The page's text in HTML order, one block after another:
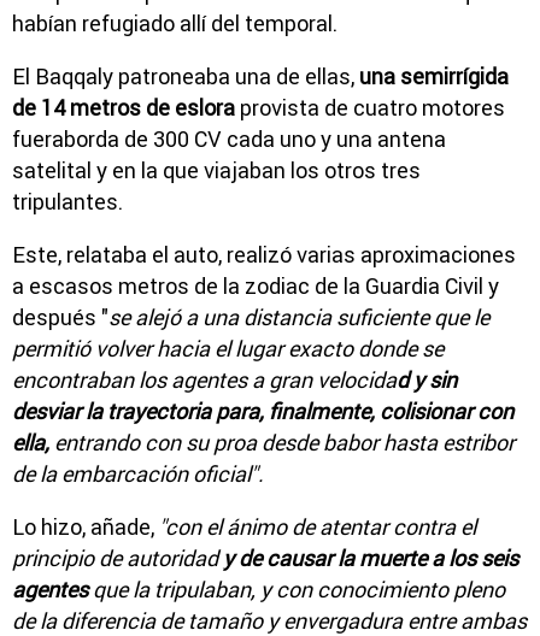
habían refugiado allí del temporal.
El Baqqaly patroneaba una de ellas, una semirrígida
de 14 metros de eslora provista de cuatro motores
fueraborda de 300 CV cada uno y una antena
satelital y en la que viajaban los otros tres
tripulantes.
Este, relataba el auto, realizó varias aproximaciones
a escasos metros de la zodiac de la Guardia Civil y
después "se alejó a una distancia suficiente que le
permitió volver hacia el lugar exacto donde se
encontraban los agentes a gran velocidad y sin
desviar la trayectoria para, finalmente, colisionar con
ella, entrando con su proa desde babor hasta estribor
de la embarcación oficial".
Lo hizo, añade, "con el ánimo de atentar contra el
principio de autoridady de causar la muerte a los seis
agentesque la tripulaban, y con conocimiento pleno
de la diferencia de tamaño y envergadura entre ambas